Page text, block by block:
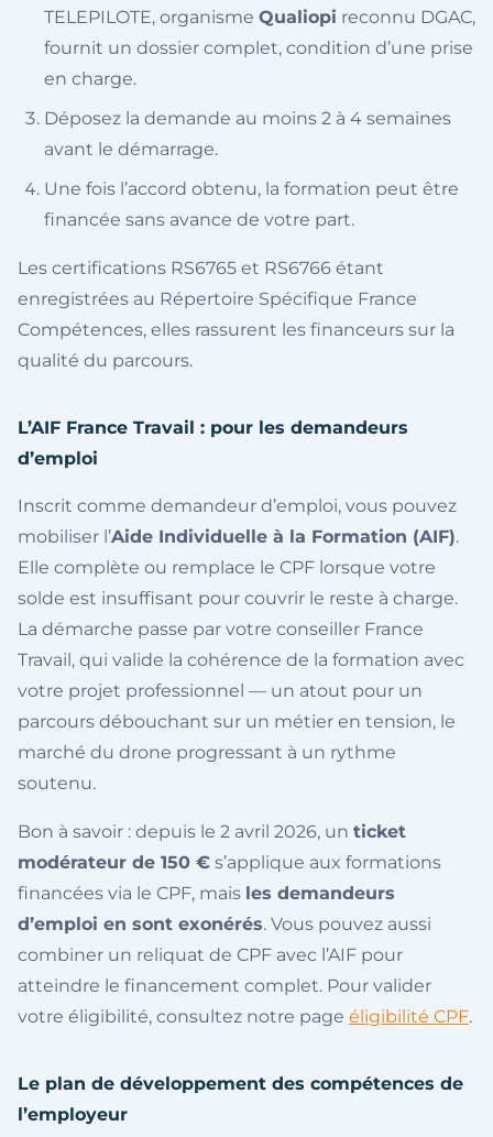
TELEPILOTE, organisme Qualiopi reconnu DGAC,
fournit un dossier complet, condition d’une prise
en charge.
Déposez la demande au moins 2 à 4 semaines
avant le démarrage.
Une fois l’accord obtenu, la formation peut être
financée sans avance de votre part.
Les certifications RS6765 et RS6766 étant
enregistrées au Répertoire Spécifique France
Compétences, elles rassurent les financeurs sur la
qualité du parcours.
L’AIF France Travail : pour les demandeurs
d’emploi
Inscrit comme demandeur d’emploi, vous pouvez
mobiliser l’Aide Individuelle à la Formation (AIF).
Elle complète ou remplace le CPF lorsque votre
solde est insuffisant pour couvrir le reste à charge.
La démarche passe par votre conseiller France
Travail, qui valide la cohérence de la formation avec
votre projet professionnel — un atout pour un
parcours débouchant sur un métier en tension, le
marché du drone progressant à un rythme
soutenu.
Bon à savoir : depuis le 2 avril 2026, un ticket
modérateur de 150 € s’applique aux formations
financées via le CPF, mais les demandeurs
d’emploi en sont exonérés. Vous pouvez aussi
combiner un reliquat de CPF avec l’AIF pour
atteindre le financement complet. Pour valider
votre éligibilité, consultez notre page éligibilité CPF.
Le plan de développement des compétences de
l’employeur